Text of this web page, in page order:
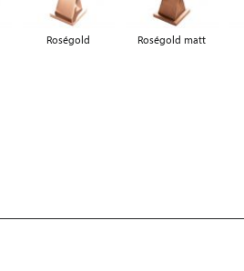
Roségold Roségold matt